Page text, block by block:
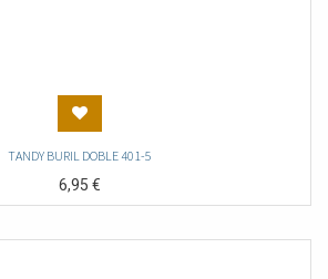
TANDY BURIL DOBLE 401-5
6,95€